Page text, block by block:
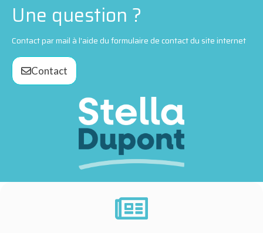
Une question ?
Contact par mail à l'aide du formulaire de contact du site internet
Contact